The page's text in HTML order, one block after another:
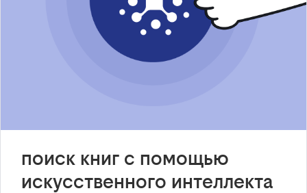
поиск книг с помощью
искусственного интеллекта